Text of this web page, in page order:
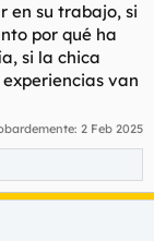
en su trabajo, si
por qué ha
si la chica
van
2 Feb 2025